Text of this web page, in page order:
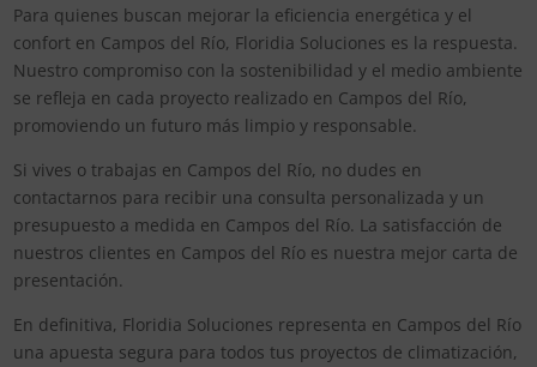
Para quienes buscan mejorar la eficiencia energética y el
confort en Campos del Río, Floridia Soluciones es la respuesta.
Nuestro compromiso con la sostenibilidad y el medio ambiente
se refleja en cada proyecto realizado en Campos del Río,
promoviendo un futuro más limpio y responsable.
Si vives o trabajas en Campos del Río, no dudes en
contactarnos para recibir una consulta personalizada y un
presupuesto a medida en Campos del Río. La satisfacción de
nuestros clientes en Campos del Río es nuestra mejor carta de
presentación.
En definitiva, Floridia Soluciones representa en Campos del Río
una apuesta segura para todos tus proyectos de climatización,